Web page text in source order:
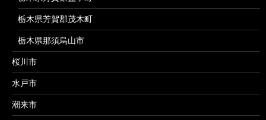
栃木県芳賀郡茂木町
栃木県那須烏山市
桜川市
水戸市
潮来市